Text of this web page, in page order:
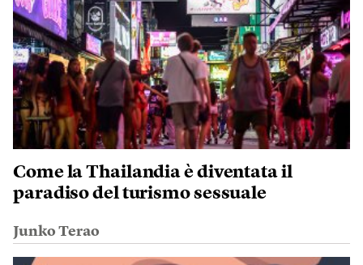
Come la Thailandia è diventata il
paradiso del turismo sessuale
Junko Terao